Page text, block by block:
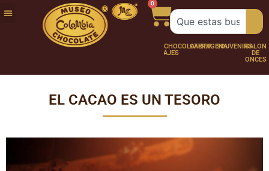
0
FUNDACIÓNNUESTRA
PERSONAJES
CHOCOLATERÍA
CARTAGENASOUVENIRSSALÓN
DE
ONCES
EL CACAO ES UN TESORO